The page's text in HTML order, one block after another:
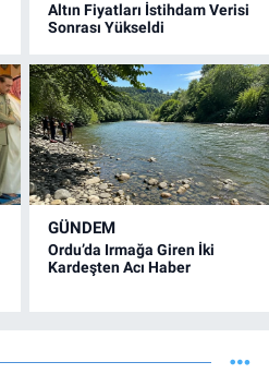
Altın Fiyatları İstihdam Verisi
Sonrası Yükseldi
GÜNDEM
Ordu’da Irmağa Giren İki
Kardeşten Acı Haber